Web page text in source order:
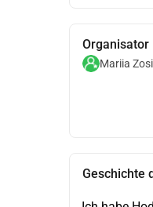
Organisator
Mariia
Geschichte